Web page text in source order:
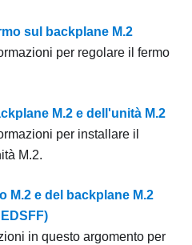
sul backplane M.2
per regolare il fermo
M.2 e dell'unità M.2
per installare il
M.2.
M.2 e del backplane M.2
in questo argomento per